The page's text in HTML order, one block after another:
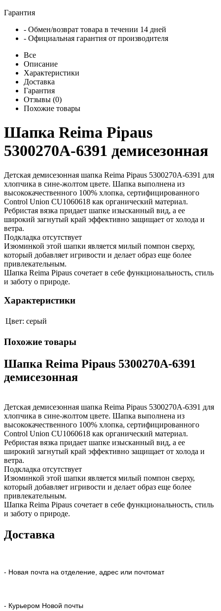
Гарантия
- Обмен/возврат товара в течении 14 дней
- Официальная гарантия от производителя
Все
Описание
Характеристики
Доставка
Гарантия
Отзывы (0)
Похожие товары
Шапка Reima Pipaus
5300270A-6391 демисезонная
Детская демисезонная шапка Reima Pipaus 5300270A-6391 для
хлопчика в сине-жолтом цвете. Шапка выполнена из
высококачественного 100% хлопка, сертифицированного
Control Union CU1060618 как органический материал.
Ребристая вязка придает шапке изысканный вид, а ее
широкий загнутый край эффективно защищает от холода и
ветра.
Подкладка отсутствует
Изюминкой этой шапки является милый помпон сверху,
который добавляет игривости и делает образ еще более
привлекательным.
Шапка Reima Pipaus сочетает в себе функциональность, стиль
и заботу о природе.
Характеристики
Цвет: серый
Похожие товары
Шапка Reima Pipaus 5300270A-6391
демисезонная
Детская демисезонная шапка Reima Pipaus 5300270A-6391 для
хлопчика в сине-жолтом цвете. Шапка выполнена из
высококачественного 100% хлопка, сертифицированного
Control Union CU1060618 как органический материал.
Ребристая вязка придает шапке изысканный вид, а ее
широкий загнутый край эффективно защищает от холода и
ветра.
Подкладка отсутствует
Изюминкой этой шапки является милый помпон сверху,
который добавляет игривости и делает образ еще более
привлекательным.
Шапка Reima Pipaus сочетает в себе функциональность, стиль
и заботу о природе.
Доставка
- Новая почта на отделение, адрес или почтомат
- Курьером Новой почты